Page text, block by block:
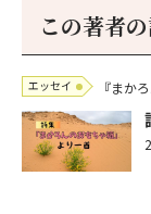
この著者
エッセイ 『まか